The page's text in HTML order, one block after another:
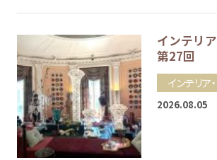
インテリ
第27回
インテリア
2026.08.05